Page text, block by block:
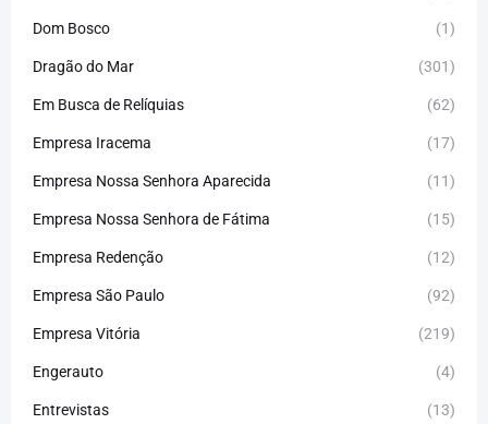
Dom Bosco (1)
Dragão do Mar (301)
Em Busca de Relíquias (62)
Empresa Iracema (17)
Empresa Nossa Senhora Aparecida (11)
Empresa Nossa Senhora de Fátima (15)
Empresa Redenção (12)
Empresa São Paulo (92)
Empresa Vitória (219)
Engerauto (4)
Entrevistas (13)